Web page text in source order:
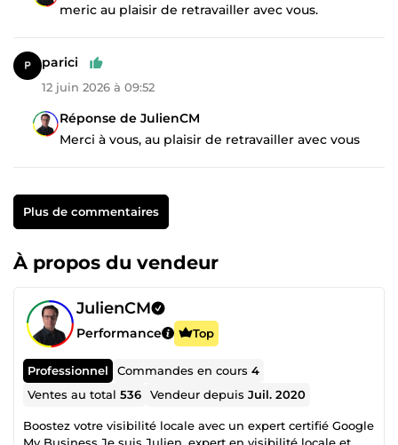
meric au plaisir de retravailler avec vous.
parici
12 juin 2026 à 09:52
Réponse de JulienCM
Merci à vous, au plaisir de retravailler avec vous
Plus de commentaires
À propos du vendeur
JulienCM
Performance Top
Professionnel Commandes en cours4
Ventes au total536 Vendeur depuisJuil. 2020
Boostez votre visibilité locale avec un expert certifié Google